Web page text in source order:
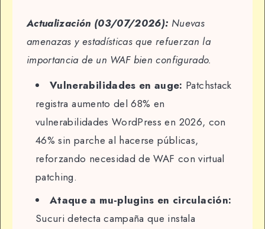
Actualización (03/07/2026): Nuevas
amenazas y estadísticas que refuerzan la
importancia de un WAF bien configurado.
Vulnerabilidades en auge: Patchstack
registra aumento del 68% en
vulnerabilidades WordPress en 2026, con
46% sin parche al hacerse públicas,
reforzando necesidad de WAF con virtual
patching.
Ataque a mu-plugins en circulación:
Sucuri detecta campaña que instala